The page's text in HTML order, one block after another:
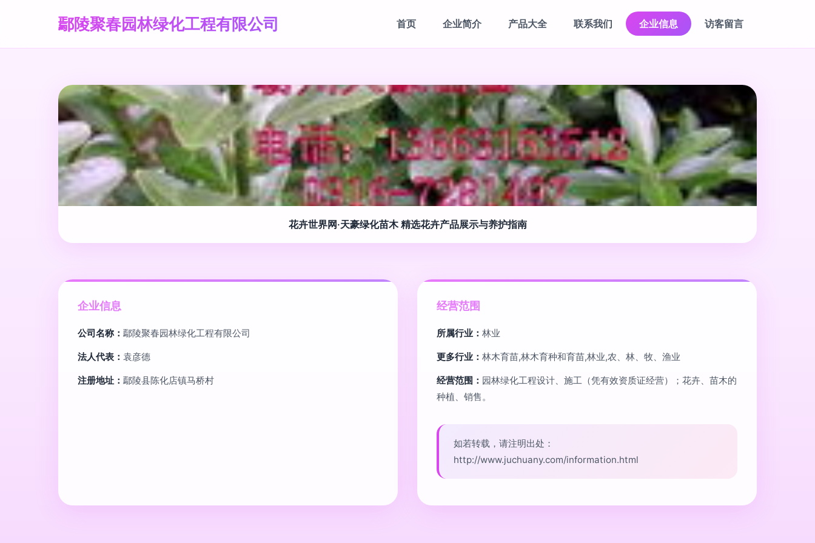
鄢陵聚春园林绿化工程有限公司 首页 企业简介 产品大全 联系我们 企业信息 访客留言
花卉世界网·天豪绿化苗木 精选花卉产品展示与养护指南
企业信息
公司名称： 鄢陵聚春园林绿化工程有限公司
法人代表： 袁彦德
注册地址： 鄢陵县陈化店镇马桥村
经营范围
所属行业： 林业
更多行业： 林木育苗,林木育种和育苗,林业,农、林、牧、渔业
经营范围： 园林绿化工程设计、施工（凭有效资质证经营）；花卉、苗木的
种植、销售。
如若转载，请注明出处：
http://www.juchuany.com/information.html